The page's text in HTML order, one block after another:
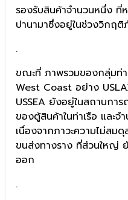
รองรับสินค้าจำนวนหนึ่ง ที่
ปานามาซึ่งอยู่ในช่วงวิกฤ
.
ขณะที่ ภาพรวมของกลุ่มท่า
West Coast อย่าง
USSEA ยังอยู่ในสถานก
ของตู้สินค้าในท่าเรือ และจ
เนื่องจากภาวะความไม่ส
ขนส่งทางราง ที่ส่วนใหญ่
ออก
.